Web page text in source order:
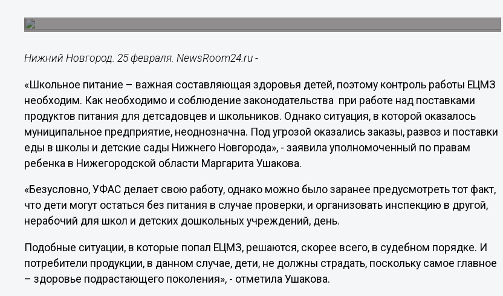
Нижний Новгород. 25 февраля. NewsRoom24.ru -
«Школьное питание – важная составляющая здоровья детей, поэтому контроль работы ЕЦМЗ
необходим. Как необходимо и соблюдение законодательства при работе над поставками
продуктов питания для детсадовцев и школьников. Однако ситуация, в которой оказалось
муниципальное предприятие, неоднозначна. Под угрозой оказались заказы, развоз и поставки
еды в школы и детские сады Нижнего Новгорода», - заявила уполномоченный по правам
ребенка в Нижегородской области Маргарита Ушакова.
«Безусловно, УФАС делает свою работу, однако можно было заранее предусмотреть тот факт,
что дети могут остаться без питания в случае проверки, и организовать инспекцию в другой,
нерабочий для школ и детских дошкольных учреждений, день.
Подобные ситуации, в которые попал ЕЦМЗ, решаются, скорее всего, в судебном порядке. И
потребители продукции, в данном случае, дети, не должны страдать, поскольку самое главное
– здоровье подрастающего поколения», - отметила Ушакова.